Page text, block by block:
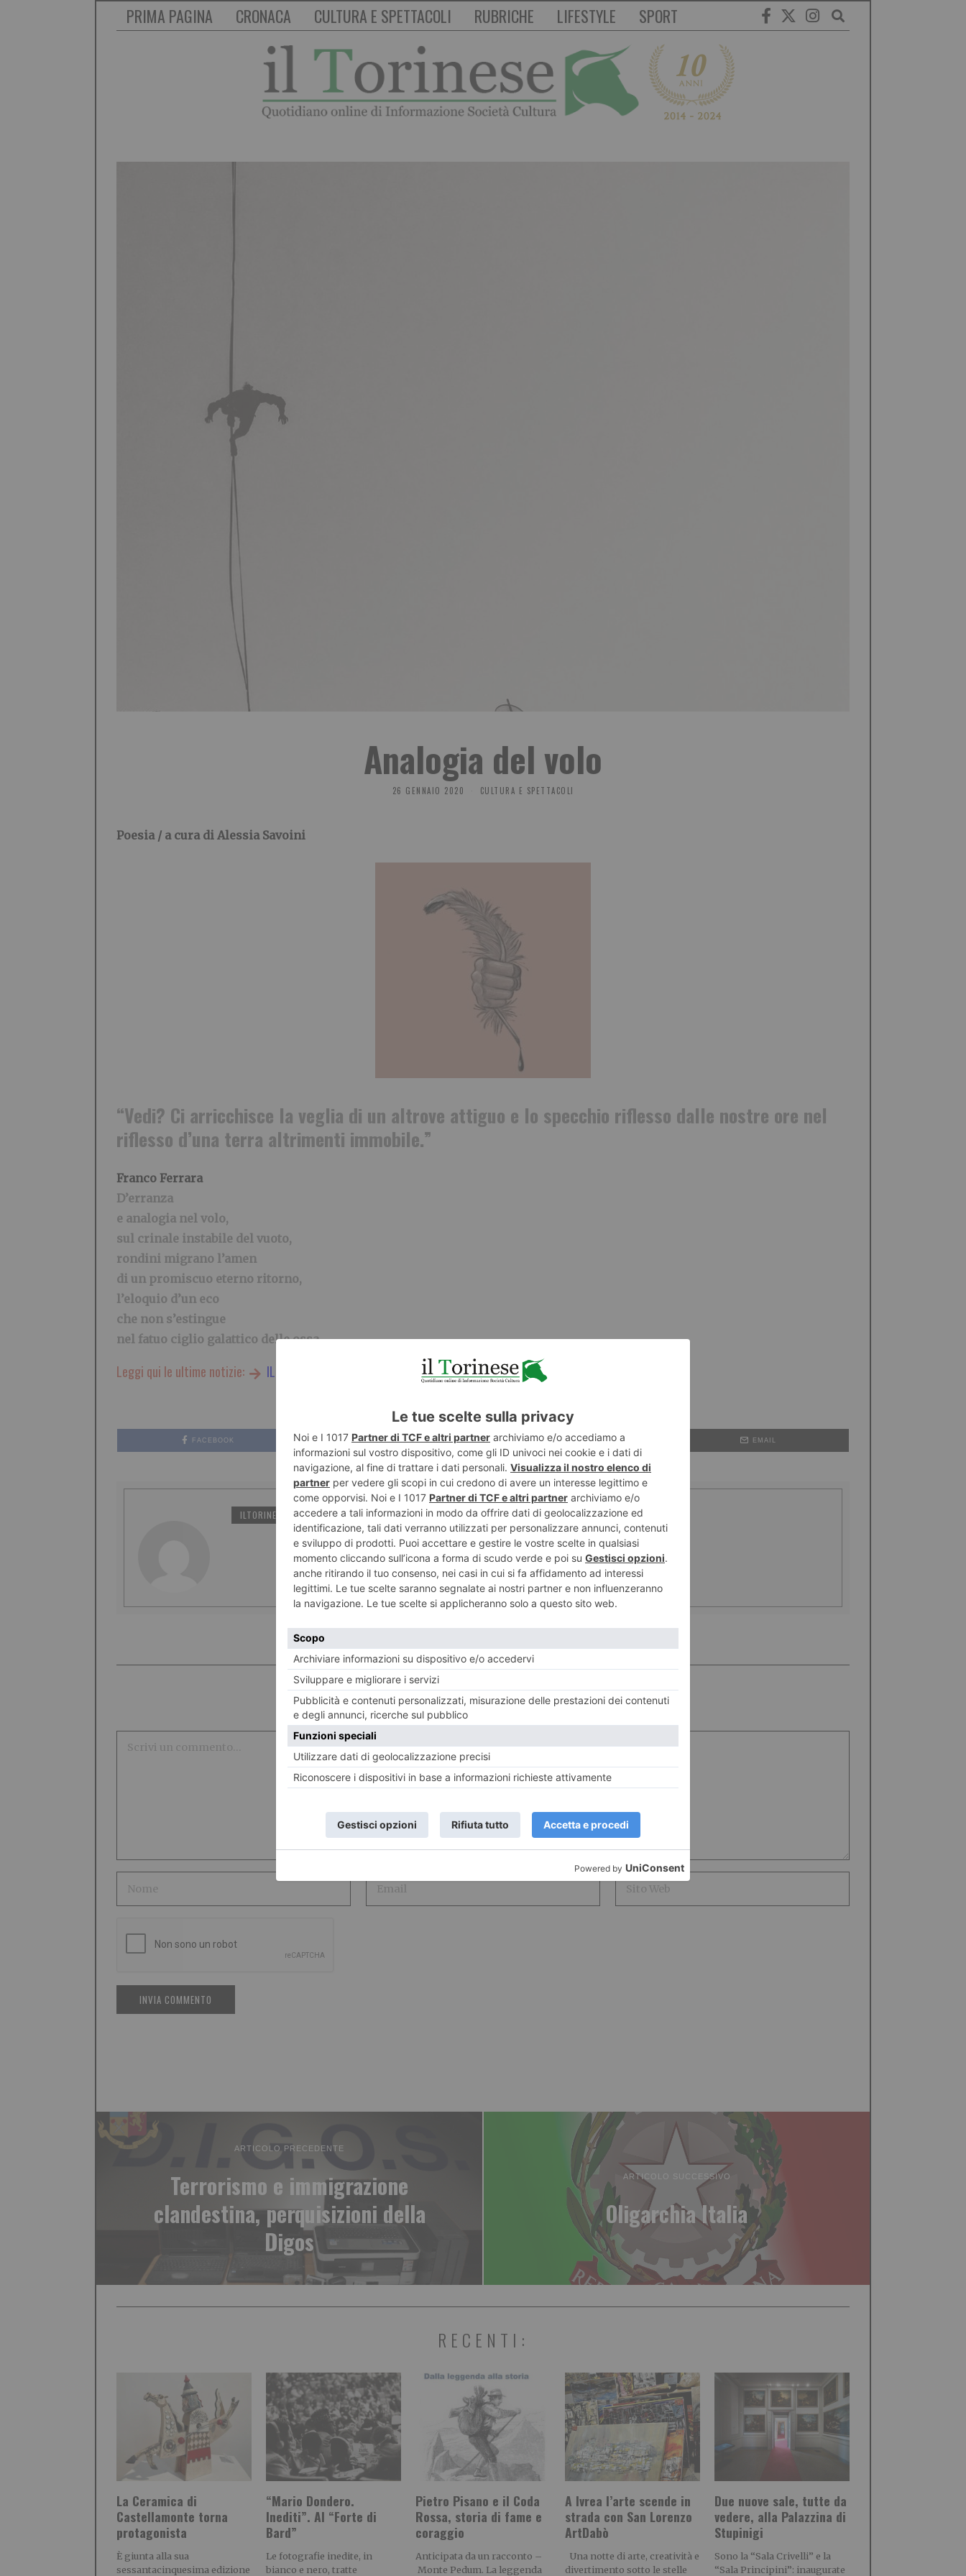
PRIMA PAGINA CRONACA CULTURA E SPETTACOLI RUBRICHE LIFESTYLE SPORT
Analogia del volo
26 GENNAIO 2020 CULTURA E SPETTACOLI
Poesia / a cura di Alessia Savoini
“Vedi? Ci arricchisce la veglia di un altrove attiguo e lo specchio riflesso dalle nostre ore nel
riflesso d’una terra altrimenti immobile.”
Franco Ferrara
D’erranza
e analogia nel volo,
sul crinale instabile del vuoto,
rondini migrano l’amen
di un promiscuo eterno ritorno,
l’eloquio d’un eco
che non s’estingue
nel fatuo ciglio galattico delle ossa.
Leggi qui le ultime notizie: IL TORINESE
FACEBOOK TWITTER WHATSAPP EMAIL
ILTORINESE POST RECENTI
LASCIA UN COMMENTO
ARTICOLO PRECEDENTE
Terrorismo e immigrazione
clandestina, perquisizioni della
Digos
ARTICOLO SUCCESSIVO
Oligarchia Italia
RECENTI:
La Ceramica di
Castellamonte torna
protagonista
È giunta alla sua
sessantacinquesima edizione
“Mario Dondero.
Inediti”. Al “Forte di
Bard”
Le fotografie inedite, in
bianco e nero, tratte
Pietro Pisano e il Coda
Rossa, storia di fame e
coraggio
Anticipata da un racconto –
Monte Pedum. La leggenda
A Ivrea l’arte scende in
strada con San Lorenzo
ArtDabò
Una notte di arte, creatività e
divertimento sotto le stelle
Due nuove sale, tutte da
vedere, alla Palazzina di
Stupinigi
Sono la “Sala Crivelli” e la
“Sala Principini”: inaugurate